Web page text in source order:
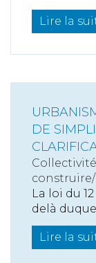
Lire la
DE
La loi du
delà
Lire la